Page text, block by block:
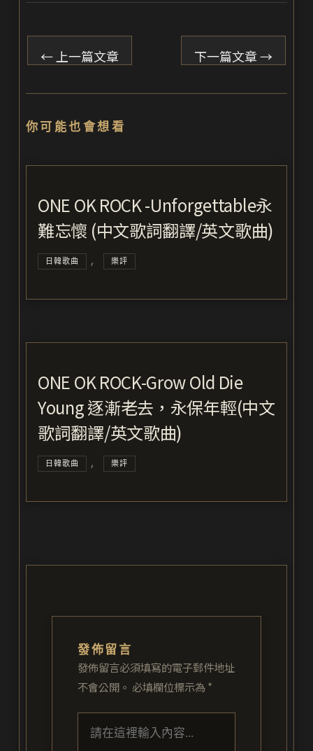
←上一篇文章 下一篇文章→
你可能也會想看
ONE OK ROCK -Unforgettable永
難忘懷 (中文歌詞翻譯/英文歌曲)
日韓歌曲 , 樂評
ONE OK ROCK-Grow Old Die
Young 逐漸老去，永保年輕(中文
歌詞翻譯/英文歌曲)
日韓歌曲 , 樂評
發佈留言
發佈留言必須填寫的電子郵件地址
不會公開。 必填欄位標示為*